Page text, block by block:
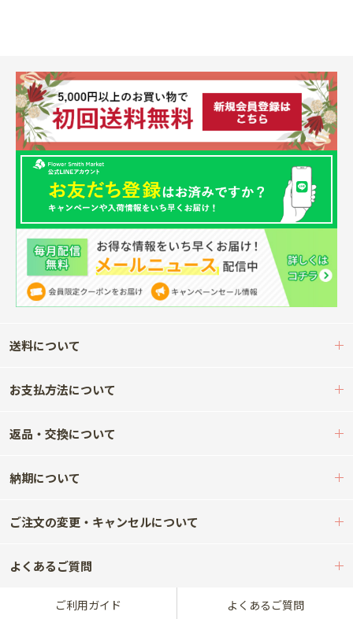
送料について
お支払方法について
返品・交換について
納期について
ご注文の変更・キャンセルについて
よくあるご質問
ご利用ガイド よくあるご質問